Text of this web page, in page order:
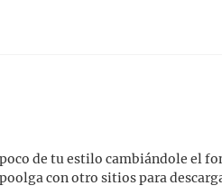
de tu estilo cambiándole el
con otro sitios para